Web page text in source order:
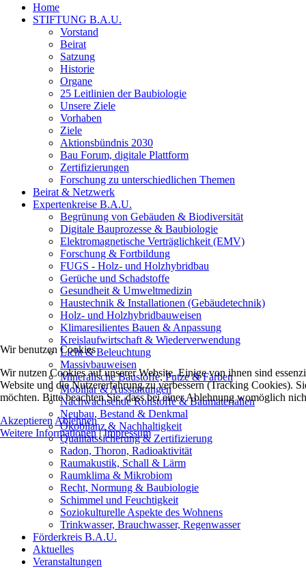
Home
STIFTUNG B.A.U.
Vorstand
Beirat
Satzung
Historie
Organe
25 Leitlinien der Baubiologie
Unsere Ziele
Vorhaben
Ziele
Aktionsbündnis 2030
Bau Forum, digitale Plattform
Zertifizierungen
Forschung zu unterschiedlichen Themen
Beirat & Netzwerk
Expertenkreise B.A.U.
Begrünung von Gebäuden & Biodiversität
Digitale Bauprozesse & Baubiologie
Elektromagnetische Verträglichkeit (EMV)
Forschung & Fortbildung
FUGS - Holz- und Holzhybridbau
Gerüche und Schadstoffe
Gesundheit & Umweltmedizin
Haustechnik & Installationen (Gebäudetechnik)
Holz- und Holzhybridbauweisen
Klimaresilientes Bauen & Anpassung
Kreislaufwirtschaft & Wiederverwendung
Licht & Beleuchtung
Massivbauweisen
Mineralische Baustoffe, Putze & Farben
Mobiliar & Ausstattungen
Nachwachsende Rohstoffe & Baumaterialien
Neubau, Bestand & Denkmal
Ökobilanz & Nachhaltigkeit
Qualitätssicherung & Zertifizierung
Radon, Thoron, Radioaktivität
Raumakustik, Schall & Lärm
Raumklima & Mikrobiom
Recht, Normung & Baubiologie
Schimmel und Feuchtigkeit
Soziokulturelle Aspekte des Wohnens
Trinkwasser, Brauchwasser, Regenwasser
Förderkreis B.A.U.
Aktuelles
Veranstaltungen
Wir benutzen Cookies
Wir nutzen Cookies auf unserer Website. Einige von ihnen sind
Website und die Nutzererfahrung zu verbessern (Tracking Cookies).
möchten. Bitte beachten Sie, dass bei einer Ablehnung womöglich
Akzeptieren Ablehnen
Weitere Informationen|Impressum